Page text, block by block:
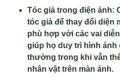
Tóc giả trong điện ảnh:
tóc giả để thay đổi diện
phù hợp với các vai
giúp họ duy trì hình ảnh
thường trong khi vẫn
nhân vật trên màn ảnh.